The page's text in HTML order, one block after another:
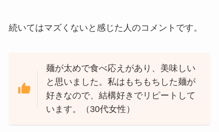
続いてはマズくないと感じた人のコメントです。
麺が太めで食べ応えがあり、美味しい
と思いました。私はもちもちした麺が
好きなので、結構好きでリピートして
います。（30代女性）